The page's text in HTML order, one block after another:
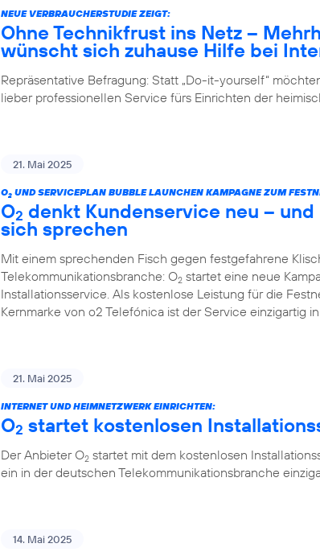
NEUE VERBRAUCHERSTUDIE ZEIGT:
Ohne Technikfrust ins Netz –
wünscht sich zuhause Hilfe bei
Repräsentative Befragung: Statt „Do-it-yourself“
lieber professionellen Service fürs Einrichten der
21. Mai 2025
O2 UND SERVICEPLAN BUBBLE LAUNCHEN KAMPAGNE ZUM
O2 denkt Kundenservice neu –
sich sprechen
Mit einem sprechenden Fisch gegen festgefahrene
Telekommunikationsbranche: O2 startet eine neue
Installationsservice. Als kostenlose Leistung für die
Kernmarke von o2 Telefónica ist der Service einzigartig
21. Mai 2025
INTERNET UND HEIMNETZWERK EINRICHTEN:
O2 startet kostenlosen
Der Anbieter O2 startet mit dem kostenlosen
ein in der deutschen Telekommunikationsbranche
14. Mai 2025